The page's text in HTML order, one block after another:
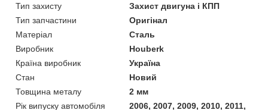
Тип захисту
Захист двигуна і КПП
Тип запчастини
Оригінал
Матеріал
Сталь
Виробник
Houberk
Країна виробник
Україна
Стан
Новий
Товщина металу
2 мм
Рік випуску автомобіля
2006, 2007, 2009, 2010, 2011,